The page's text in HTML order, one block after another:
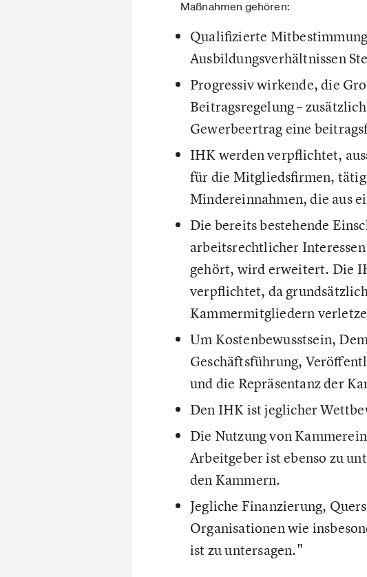
Maßnahmen gehören:
Qualifizierte
Ausbildungsverhältnissen
Progressiv wirkende, die
Beitragsregelung –
Gewerbeertrag eine
IHK werden verpflichtet,
für die Mitgliedsfirmen, tätig
Mindereinnahmen, die aus
Die bereits bestehende
arbeitsrechtlicher
gehört, wird erweitert. Die
verpflichtet, da
Kammermitgliedern
Um Kostenbewusstsein,
Geschäftsführung,
und die Repräsentanz der
Den IHK ist jeglicher
Die Nutzung von
Arbeitgeber ist ebenso zu
den Kammern.
Jegliche Finanzierung,
Organisationen wie
ist zu untersagen."